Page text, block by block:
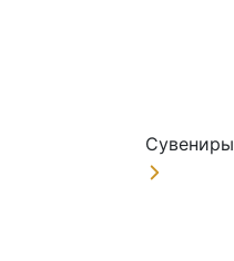
Сувениры